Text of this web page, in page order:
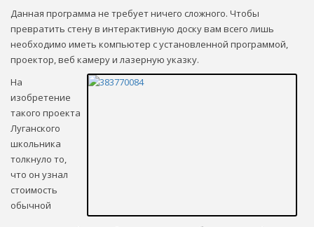
Данная программа не требует ничего сложного. Чтобы
превратить стену в интерактивную доску вам всего лишь
необходимо иметь компьютер с установленной программой,
проектор, веб камеру и лазерную указку.
На
изобретение
такого проекта
Луганского
школьника
толкнуло то,
что он узнал
стоимость
обычной